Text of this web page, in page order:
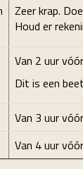
Zeer krap.
Houd er
Van 2 uur
Dit is een
Van 3 uur
Van 4 uur